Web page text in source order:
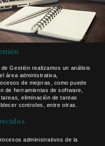
Gestión realizamos un análisis
área administrativa,
de mejoras, como puede
de herramientas de software,
eliminación de tareas
controles, entre otras.
administrativos de la